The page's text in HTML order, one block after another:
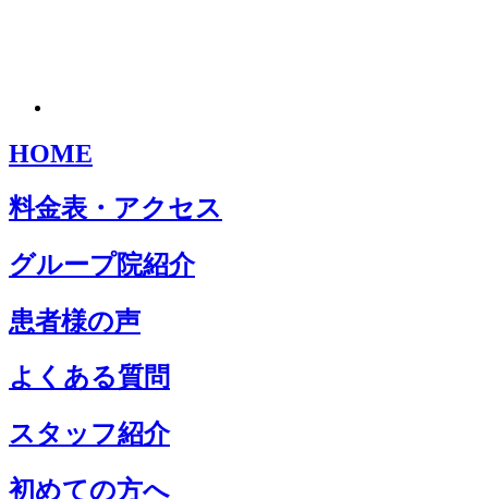
HOME
料金表・アクセス
グループ院紹介
患者様の声
よくある質問
スタッフ紹介
初めての方へ